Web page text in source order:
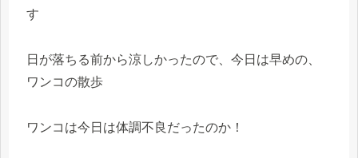
す
日が落ちる前から涼しかったので、今日は早めの、
ワンコの散歩
ワンコは今日は体調不良だったのか！